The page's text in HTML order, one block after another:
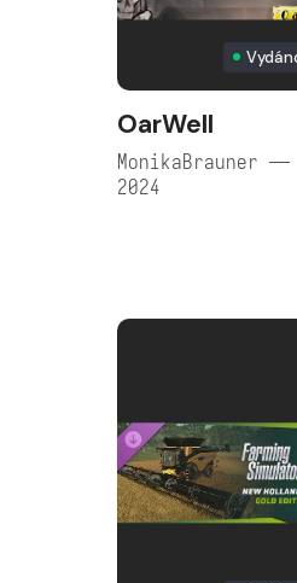
OarWell
MonikaBrauner —
2024